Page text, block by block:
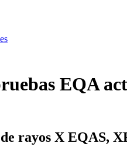
EQA
rayos X EQAS,